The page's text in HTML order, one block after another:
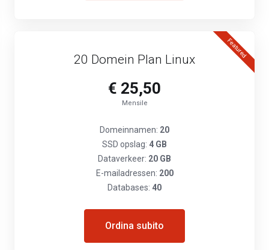
Featured
20 Domein Plan Linux
€ 25,50
Mensile
Domeinnamen: 20
SSD opslag: 4 GB
Dataverkeer: 20 GB
E-mailadressen: 200
Databases: 40
Ordina subito